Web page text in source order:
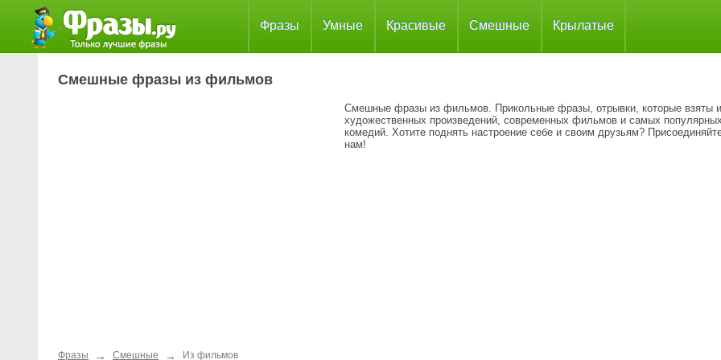
Фразы Умные Красивые Смешные Крылатые
Смешные фразы из фильмов
Смешные фразы из фильмов. Прикольные фразы, отрывки, которые взяты
художественных произведений, современных фильмов и самых популярных
комедий. Хотите поднять настроение себе и своим друзьям?
нам!
Фразы → Смешные → Из фильмов